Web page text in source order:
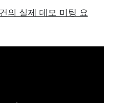
의 실제 데모 미팅 요